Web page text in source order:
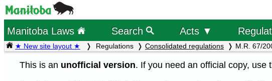
Manitoba Laws Search Acts ▼
★ New site layout ★ Regulations Consolidated regulations M.R. 67/
This is an unofficial version. If you need an official copy, use